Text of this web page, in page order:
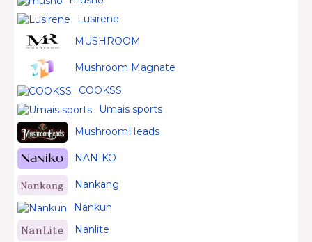
Lusirene
MUSHROOM
Mushroom Magnate
COOKSS
Umais sports
MushroomHeads
NANIKO
Nankang
Nankun
Nanlite